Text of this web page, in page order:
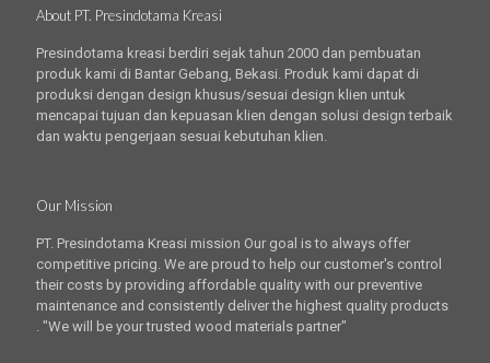
About PT. Presindotama Kreasi
Presindotama kreasi berdiri sejak tahun 2000 dan pembuatan
produk kami di Bantar Gebang, Bekasi. Produk kami dapat di
produksi dengan design khusus/sesuai design klien untuk
mencapai tujuan dan kepuasan klien dengan solusi design terbaik
dan waktu pengerjaan sesuai kebutuhan klien.
Our Mission
PT. Presindotama Kreasi mission Our goal is to always offer
competitive pricing. We are proud to help our customer's control
their costs by providing affordable quality with our preventive
maintenance and consistently deliver the highest quality products
. "We will be your trusted wood materials partner"